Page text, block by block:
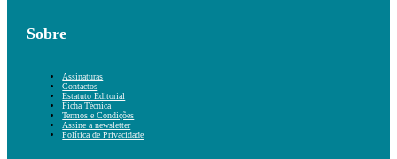
Sobre
Assinaturas
Contactos
Estatuto Editorial
Ficha Técnica
Termos e Condições
Assine a newsletter
Política de Privacidade